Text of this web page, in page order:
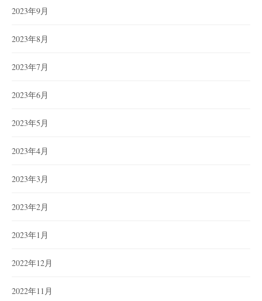
2023年9月
2023年8月
2023年7月
2023年6月
2023年5月
2023年4月
2023年3月
2023年2月
2023年1月
2022年12月
2022年11月